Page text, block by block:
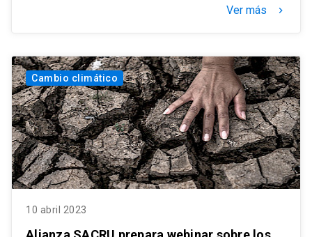
Ver más keyboard_arrow_right
Cambio climático
10 abril 2023